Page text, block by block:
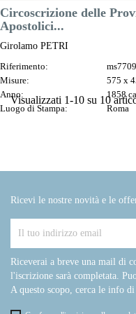
Circoscrizione delle
Apostolici...
Girolamo PETRI
Riferimento:
ms7709
Misure:
575 x
Anno:
1858
Luogo di Stampa:
Roma
Visualizzati 1-10 su 10
Ricevi le nostre novità e le
Riceverai a breve una mail di
l'iscrizione sarà completata.
A questo scopo, cerca le info